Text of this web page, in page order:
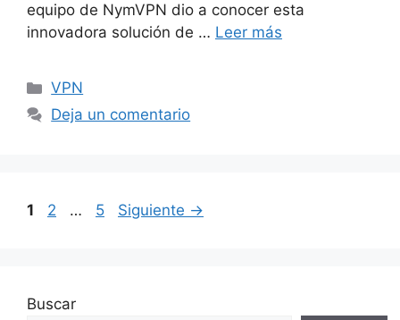
equipo de NymVPN dio a conocer esta
innovadora solución de … Leer más
Categorías
VPN
Deja un comentario
Página
1 Página
2 … Página
5 Siguiente →
Buscar